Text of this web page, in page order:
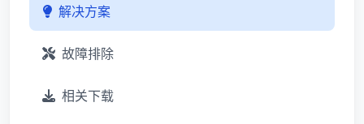
解决方案
故障排除
相关下载